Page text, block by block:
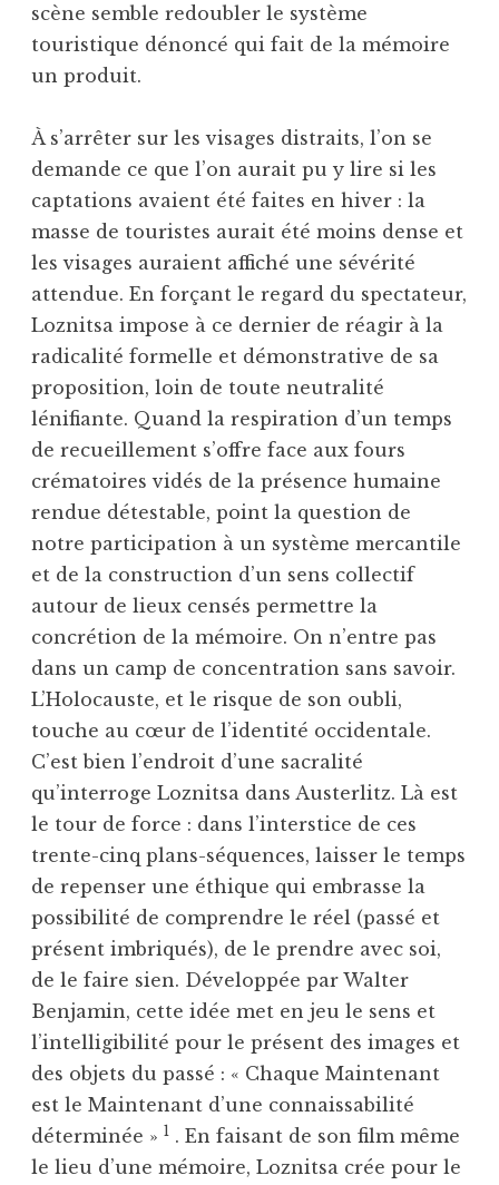
scène semble redoubler le système
touristique dénoncé qui fait de la mémoire
un produit.
À s’arrêter sur les visages distraits, l’on se
demande ce que l’on aurait pu y lire si les
captations avaient été faites en hiver : la
masse de touristes aurait été moins dense et
les visages auraient affiché une sévérité
attendue. En forçant le regard du spectateur,
Loznitsa impose à ce dernier de réagir à la
radicalité formelle et démonstrative de sa
proposition, loin de toute neutralité
lénifiante. Quand la respiration d’un temps
de recueillement s’offre face aux fours
crématoires vidés de la présence humaine
rendue détestable, point la question de
notre participation à un système mercantile
et de la construction d’un sens collectif
autour de lieux censés permettre la
concrétion de la mémoire. On n’entre pas
dans un camp de concentration sans savoir.
L’Holocauste, et le risque de son oubli,
touche au cœur de l’identité occidentale.
C’est bien l’endroit d’une sacralité
qu’interroge Loznitsa dans Austerlitz. Là est
le tour de force : dans l’interstice de ces
trente-cinq plans-séquences, laisser le temps
de repenser une éthique qui embrasse la
possibilité de comprendre le réel (passé et
présent imbriqués), de le prendre avec soi,
de le faire sien. Développée par Walter
Benjamin, cette idée met en jeu le sens et
l’intelligibilité pour le présent des images et
des objets du passé : « Chaque Maintenant
est le Maintenant d’une connaissabilité
déterminée » 1 . En faisant de son film même
le lieu d’une mémoire, Loznitsa crée pour le